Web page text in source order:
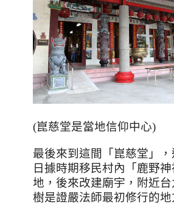
(崑慈堂是當地信仰中心)
最後來到這間「崑慈堂」
日據時期移民村內「鹿野
地，後來改建廟宇，附近
樹是證嚴法師最初修行的